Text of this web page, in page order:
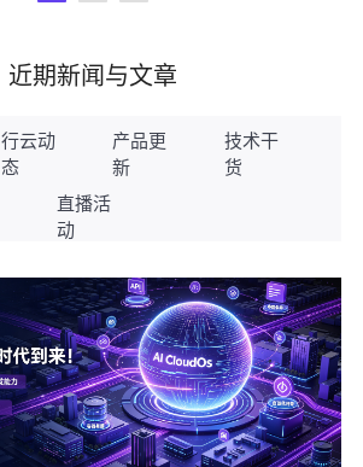
近期新闻与文章
行云动
态
产品更
新
技术干
货
直播活
动